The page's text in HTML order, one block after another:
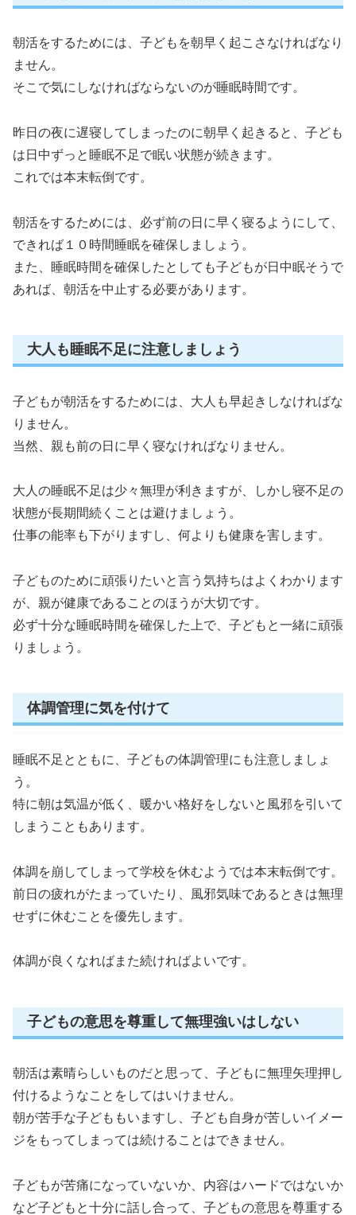
朝活をするためには、子どもを朝早く起こさなければなり
ません。
そこで気にしなければならないのが睡眠時間です。
昨日の夜に遅寝してしまったのに朝早く起きると、子ども
は日中ずっと睡眠不足で眠い状態が続きます。
これでは本末転倒です。
朝活をするためには、必ず前の日に早く寝るようにして、
できれば１０時間睡眠を確保しましょう。
また、睡眠時間を確保したとしても子どもが日中眠そうで
あれば、朝活を中止する必要があります。
大人も睡眠不足に注意しましょう
子どもが朝活をするためには、大人も早起きしなければな
りません。
当然、親も前の日に早く寝なければなりません。
大人の睡眠不足は少々無理が利きますが、しかし寝不足の
状態が長期間続くことは避けましょう。
仕事の能率も下がりますし、何よりも健康を害します。
子どものために頑張りたいと言う気持ちはよくわかります
が、親が健康であることのほうが大切です。
必ず十分な睡眠時間を確保した上で、子どもと一緒に頑張
りましょう。
体調管理に気を付けて
睡眠不足とともに、子どもの体調管理にも注意しましょ
う。
特に朝は気温が低く、暖かい格好をしないと風邪を引いて
しまうこともあります。
体調を崩してしまって学校を休むようでは本末転倒です。
前日の疲れがたまっていたり、風邪気味であるときは無理
せずに休むことを優先します。
体調が良くなればまた続ければよいです。
子どもの意思を尊重して無理強いはしない
朝活は素晴らしいものだと思って、子どもに無理矢理押し
付けるようなことをしてはいけません。
朝が苦手な子どももいますし、子ども自身が苦しいイメー
ジをもってしまっては続けることはできません。
子どもが苦痛になっていないか、内容はハードではないか
など子どもと十分に話し合って、子どもの意思を尊重する